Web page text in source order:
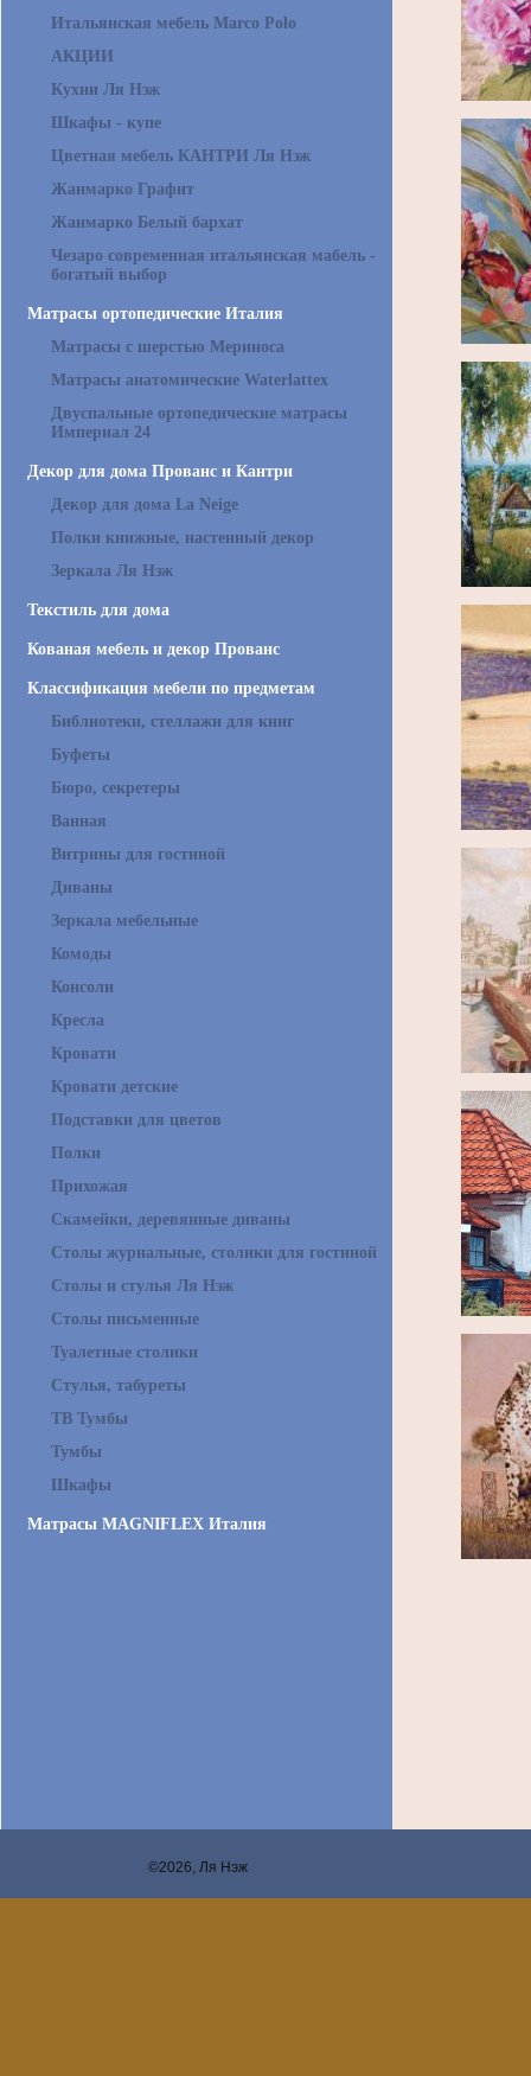
Итальянская мебель Marco Polo
АКЦИИ
Кухни Ля Нэж
Шкафы - купе
Цветная мебель КАНТРИ Ля Нэж
Жанмарко Графит
Жанмарко Белый бархат
Чезаро современная итальянская мабель -
богатый выбор
Матрасы ортопедические Италия
Матрасы с шерстью Мериноса
Матрасы анатомические Waterlattex
Двуспальные ортопедические матрасы
Империал 24
Декор для дома Прованс и Кантри
Декор для дома La Neige
Полки книжные, настенный декор
Зеркала Ля Нэж
Текстиль для дома
Кованая мебель и декор Прованс
Классификация мебели по предметам
Библиотеки, стеллажи для книг
Буфеты
Бюро, секретеры
Ванная
Витрины для гостиной
Диваны
Зеркала мебельные
Комоды
Консоли
Кресла
Кровати
Кровати детские
Подставки для цветов
Полки
Прихожая
Скамейки, деревянные диваны
Столы журнальные, столики для гостиной
Столы и стулья Ля Нэж
Столы письменные
Туалетные столики
Стулья, табуреты
ТВ Тумбы
Тумбы
Шкафы
Матрасы MAGNIFLEX Италия
©2026, Ля Нэж